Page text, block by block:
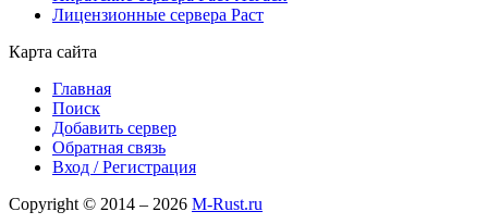
Лицензионные сервера Раст
Карта сайта
Главная
Поиск
Добавить сервер
Обратная связь
Вход / Регистрация
Copyright © 2014 – 2026 M-Rust.ru